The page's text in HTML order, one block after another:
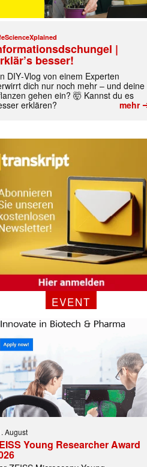
|
besser!
DIY‑Vlog von einem Experten
dich nur noch mehr – und deine
gehen ein? 🤯 Kannst du es
erklären?
mehr
EVENT
August
Young Researcher Award